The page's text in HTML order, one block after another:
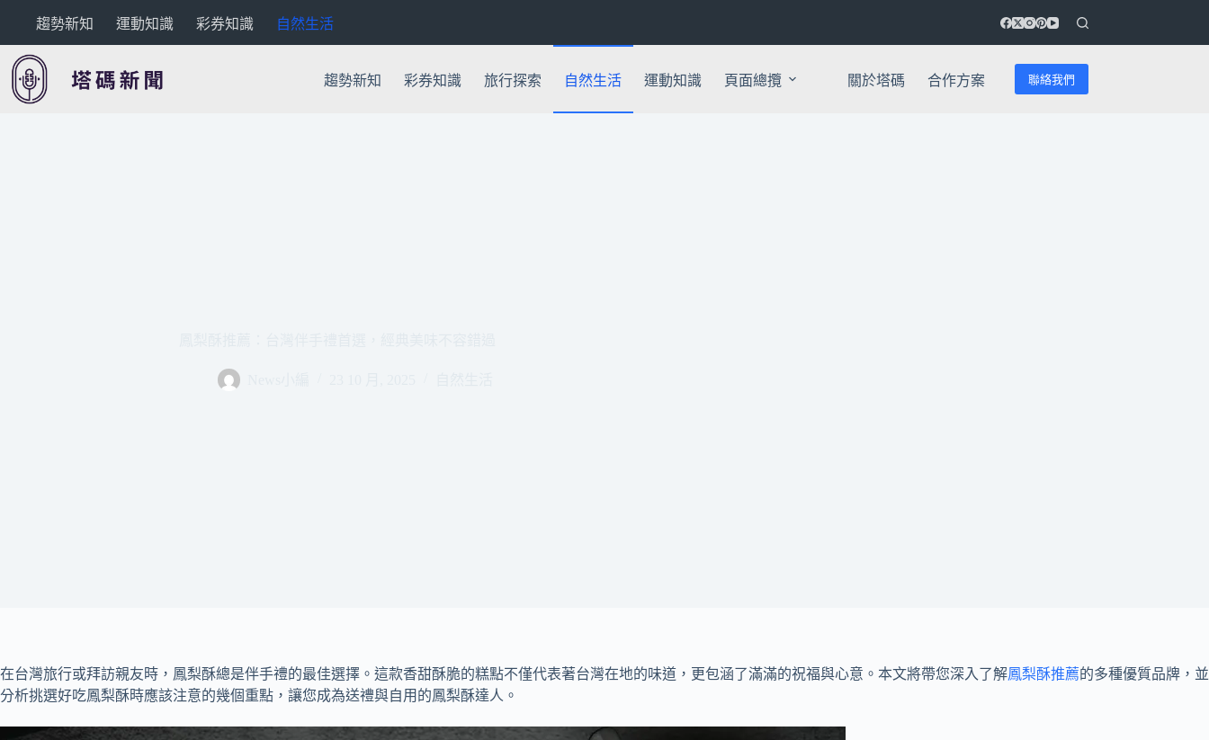
要
內
趨勢新知 運動知識 彩券知識 自然生活
趨勢新知 彩券知識 旅行探索 自然生活 運動知識 頁面總攬 關於塔碼 合作方案 聯絡我們
在台灣旅行或拜訪親友時，鳳梨酥總是伴手禮的最佳選擇。這款香甜酥脆的糕點不僅代表著台灣在地的味道，更包涵了滿滿的祝福與心意。本文將帶您深入了解鳳梨酥推薦的多種優質品牌，並
分析挑選好吃鳳梨酥時應該注意的幾個重點，讓您成為送禮與自用的鳳梨酥達人。